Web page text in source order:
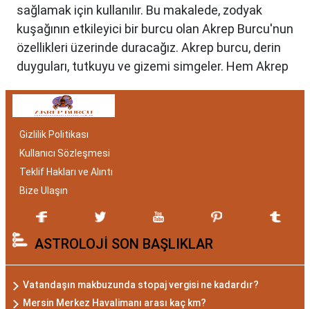
sağlamak için kullanılır. Bu makalede, zodyak
kuşağının etkileyici bir burcu olan Akrep Burcu'nun
özellikleri üzerinde duracağız. Akrep burcu, derin
duyguları, tutkuyu ve gizemi simgeler. Hem Akrep
bakımından benzersizdir. Ayrıca, hangi aylar
belirlemede etkilidir.
Akrep Burcu Özellikleri:
Gizemli ve Kararlı
Akrep burcu, astrolojide 23 Ekim ile 21 Kasım
tarihleri arasında doğanları ifade eder. Bu
dönemde doğan bireyler genellikle gizemli ve derin
düşünce yapısına sahiptir. Akrep burcunun temel
özellikleri arasında kararlılık, cesaret ve tutku
Gizlilik Politikası
Kullanıcı Sözleşmesi
Teklif Hakları ve Alıntı
Bize Ulaşın
ASTROLOJİ SON BAŞLIKLAR
Vatandaşın makbuzunda stopaj vergisi ne kadardır?
Mersin Merkez Havalimanı arası kaç km?